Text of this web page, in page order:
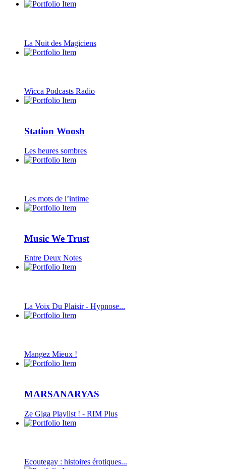
La Nuit des Magiciens
Wicca Podcasts Radio
Station Woosh
Les heures sombres
Les mots de l’intime
Music We Trust
Entre Deux Notes
La Voix Du Plaisir - Hypnose...
Mangez Mieux !
MARSANARYAS
Ze Giga Playlist ! - RIM Plus
Ecoutegay : histoires érotiques...